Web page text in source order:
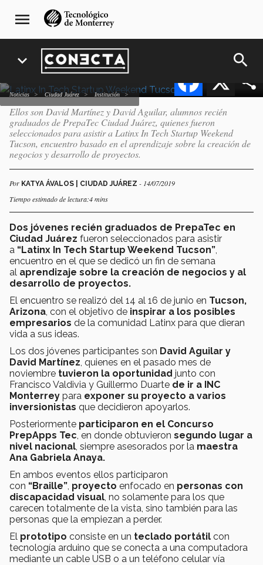
navegación
principal
menu
expand_more search
Noticias Ciudad Juárez Institución
asistieron a encuentro de
emprendimiento en Tucson
Facebook
Ellos son David Martínez y David Aguilar, alumnos recién
graduados de PrepaTec Ciudad Juárez, quienes fueron
seleccionados para asistir a Latinx In Tech Startup Weekend
Tucson, encuentro basado en el aprendizaje sobre la creación de
negocios y desarrollo de proyectos.
Por KATYA ÁVALOS | CIUDAD JUÁREZ - 14/07/2019
Tiempo estimado de lectura:4 mins
Dos jóvenes recién graduados de PrepaTec en
Ciudad Juárez fueron seleccionados para asistir
a “Latinx In Tech Startup Weekend Tucson”
encuentro en el que se dedicó un fin de semana
al aprendizaje sobre la creación de negocios y al
desarrollo de proyectos.
El encuentro se realizó del 14 al 16 de junio en Tucson,
Arizona , con el objetivo de inspirar a los posibles
empresarios de la comunidad Latinx para que dieran
vida a sus ideas.
Los dos jóvenes participantes son David Aguilar y
David Martínez , quienes en el pasado mes de
noviembre tuvieron la oportunidad junto con
Francisco Valdivia y Guillermo Duarte de ir a INC
Monterrey para exponer su proyecto a varios
inversionistas que decidieron apoyarlos.
Posteriormente participaron en el Concurso
PrepApps Tec , en donde obtuvieron segundo lugar a
nivel nacional , siempre asesorados por la maestra
Ana Gabriela Anaya.
En ambos eventos ellos participaron
con “Braille” proyecto enfocado en personas con
discapacidad visual , no solamente para los que
carecen totalmente de la vista, sino también para las
personas que la empiezan a perder.
El prototipo consiste en un teclado portátil con
tecnología arduino que se conecta a una computadora
mediante un cable USB o a un teléfono celular vía